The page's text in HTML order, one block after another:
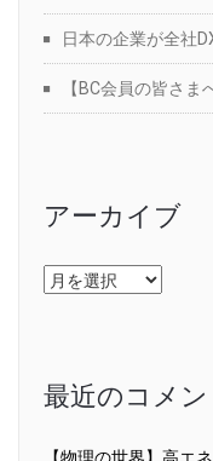
日本の企業が全社
【BC会員の皆さ
アーカイブ
ア
ー
最近のコメン
【物理の世界】高エ